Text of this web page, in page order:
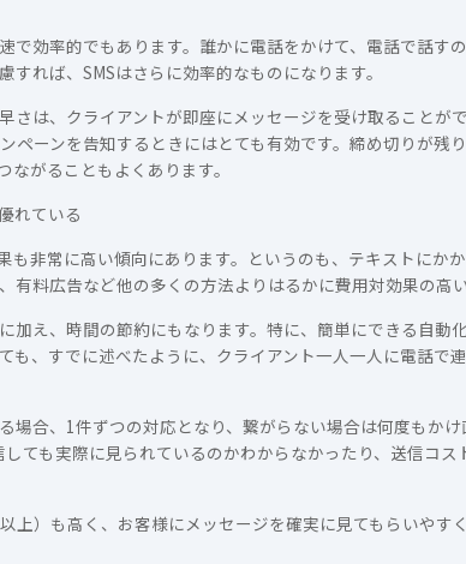
で効率的でもあります。誰かに電話をかけて、電話で話す
れば、SMSはさらに効率的なものになります。
さは、クライアントが即座にメッセージを受け取ることが
ペーンを告知するときにはとても有効です。締め切りが残
がることもよくあります。
れている
も非常に高い傾向にあります。というのも、テキストにか
有料広告など他の多くの方法よりはるかに費用対効果の高
加え、時間の節約にもなります。特に、簡単にできる自動
も、すでに述べたように、クライアント一人一人に電話で
場合、1件ずつの対応となり、繋がらない場合は何度もか
ても実際に見られているのかわからなかったり、送信コ
上）も高く、お客様にメッセージを確実に見てもらいやす